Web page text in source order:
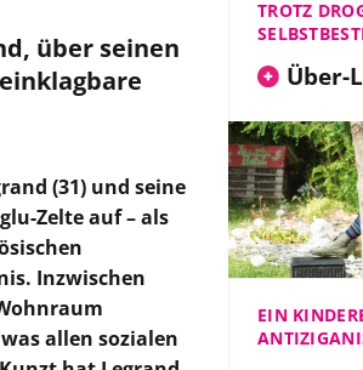
über seinen
(31) und seine
Zelte auf – als
Inzwischen
allen sozialen
TROTZ
Über-
EIN